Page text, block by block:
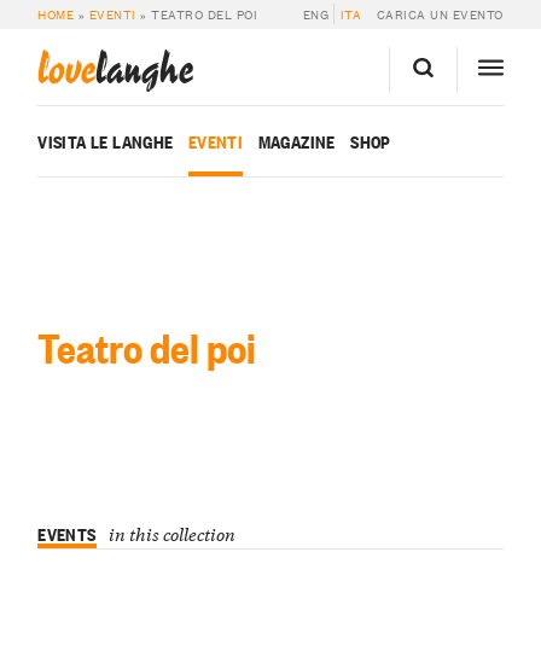
HOME » EVENTI »TEATRO DEL POI ENG ITA CARICA UN EVENTO
lovelanghe
VISITA LE LANGHE EVENTI MAGAZINE SHOP
Teatro del poi
EVENTS in this collection